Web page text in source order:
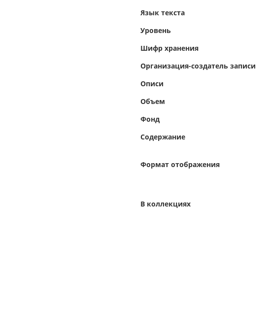
Язык текста
Уровень
Шифр хранения
Организация-создатель записи
Описи
Объем
Фонд
Содержание
Формат отображения
В коллекциях